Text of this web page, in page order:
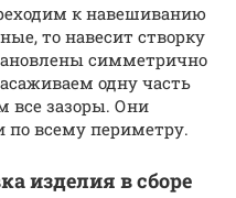
к навешиванию
то навесит створку
симметрично
одну часть
все зазоры. Они
всему периметру.
изделия в сборе